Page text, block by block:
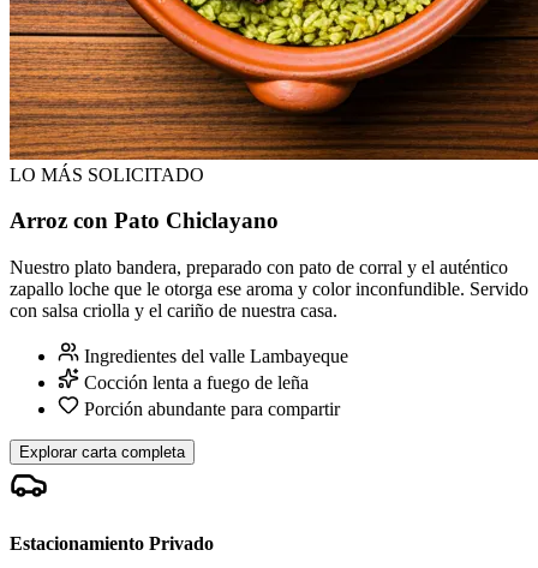
LO MÁS SOLICITADO
Arroz con Pato Chiclayano
Nuestro plato bandera, preparado con pato de corral y el auténtico
zapallo loche que le otorga ese aroma y color inconfundible. Servido
con salsa criolla y el cariño de nuestra casa.
Ingredientes del valle Lambayeque
Cocción lenta a fuego de leña
Porción abundante para compartir
Explorar carta completa
Estacionamiento Privado